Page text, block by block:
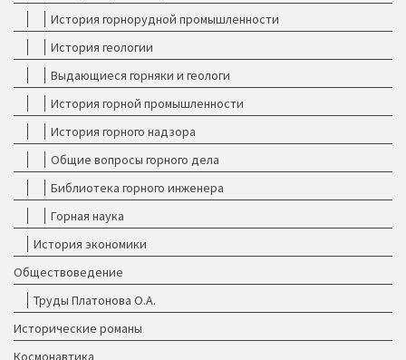
История горнорудной промышленности
История геологии
Выдающиеся горняки и геологи
История горной промышленности
История горного надзора
Общие вопросы горного дела
Библиотека горного инженера
Горная наука
История экономики
Обществоведение
Труды Платонова О.А.
Исторические романы
Космонавтика